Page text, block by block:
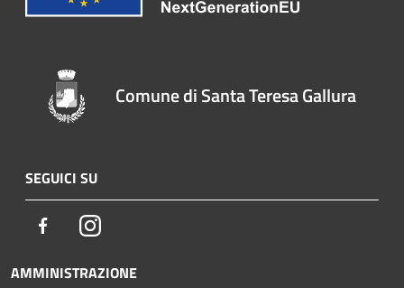
Comune di Santa Teresa Gallura
SEGUICI SU
FacebookInstagram
AMMINISTRAZIONE